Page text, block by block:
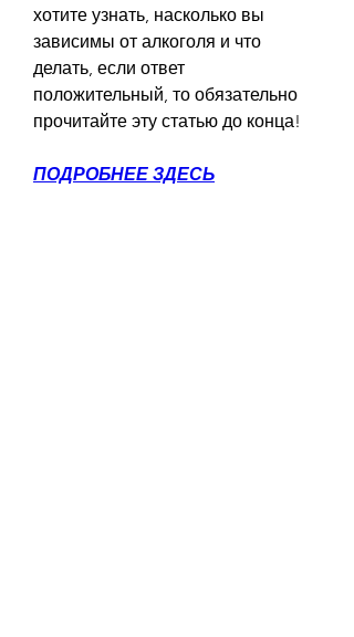
хотите узнать, насколько вы
зависимы от алкоголя и что
делать, если ответ
положительный, то обязательно
прочитайте эту статью до конца!
ПОДРОБНЕЕ ЗДЕСЬ